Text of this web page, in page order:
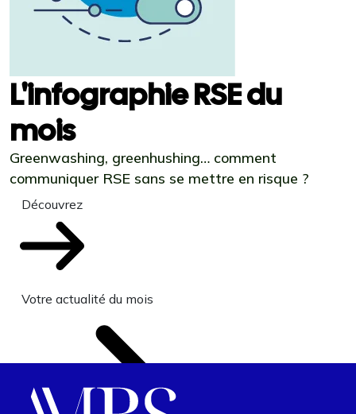
L'infographie RSE du
mois
Greenwashing, greenhushing… comment
communiquer RSE sans se mettre en risque ?
Découvrez
Votre actualité du mois